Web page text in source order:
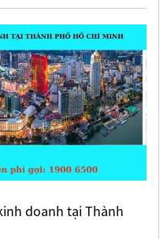
doanh tại Thành